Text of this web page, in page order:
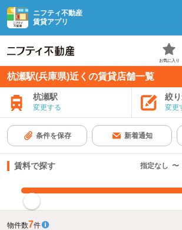
ニフティ不動産
賃貸アプリ
お気に入り
杭瀬駅(兵庫県)近くの賃貸店舗一覧
杭瀬駅
変更する
絞
変更
条件を保存 新着通知
賃料で探す 指定なし 〜
物件数7件